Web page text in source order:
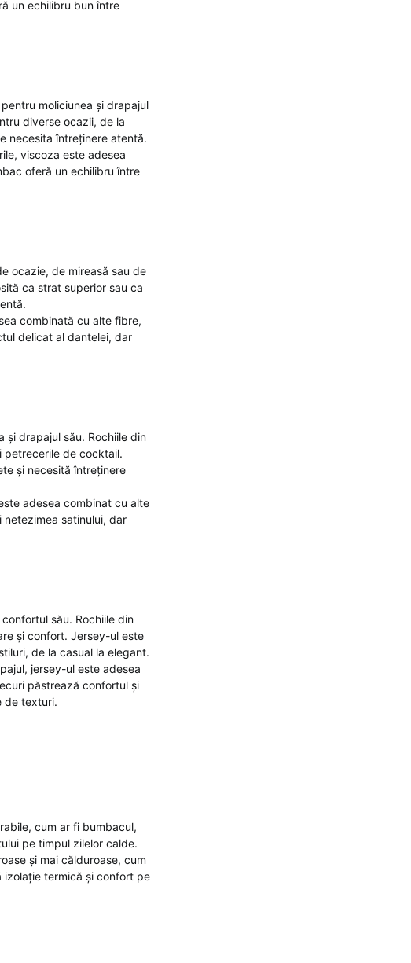
un echilibru bun între
moliciunea și drapajul
diverse ocazii, de la
necesita întreținere atentă.
viscoza este adesea
oferă un echilibru între
ocazie, de mireasă sau de
ca strat superior sau ca
combinată cu alte fibre,
delicat al dantelei, dar
și drapajul său. Rochiile din
petrecerile de cocktail.
și necesită întreținere
adesea combinat cu alte
satinului, dar
său. Rochiile din
și confort. Jersey-ul este
de la casual la elegant.
jersey-ul este adesea
păstrează confortul și
de texturi.
cum ar fi bumbacul,
pe timpul zilelor calde.
și mai călduroase, cum
izolație termică și confort pe